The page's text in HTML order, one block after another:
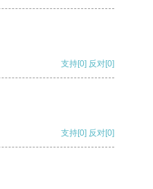
支持[0] 反对[0]
支持[0] 反对[0]